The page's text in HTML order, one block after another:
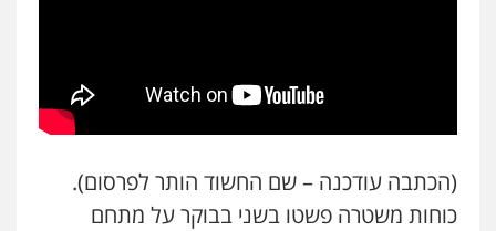
עו"ד יוסי חמצני
0505471497
(הכתבה עודכנה – שם החשוד הותר לפרסום).
כוחות משטרה פשטו בשני בבוקר על מתחם